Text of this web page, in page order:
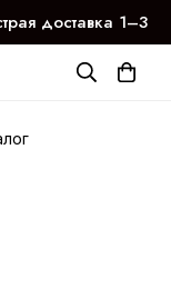
доставка 1–3